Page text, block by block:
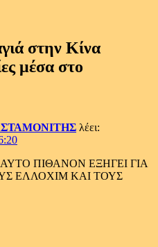
στην Κίνα
μέσα στο
λέει:
ΠΙΘΑΝΟΝ ΕΞΗΓΕΙ ΓΙΑ
ΕΛΛΟΧΙΜ ΚΑΙ ΤΟΥΣ